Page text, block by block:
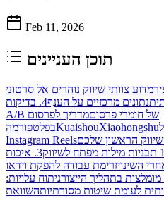
Feb 11, 2026
תוכן העניינים
נתונים מרכזיים על הענף 4. בדיקות
A/B של חומרי פרסוםמדריך לפרסום
בפלטפורמהKuaishouXiaohongshu
Instagram Reelsהראשון שלכם
3. איכות
זרימת עבודה להפקת וידאו
בתהליך הייצורניתוח עלויות:
לעומת שיטות מסורתיותהשוואת